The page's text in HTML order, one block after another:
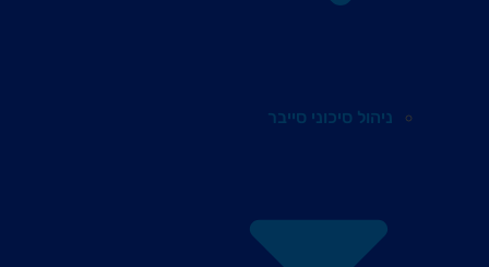
ניהול סיכוני סייבר